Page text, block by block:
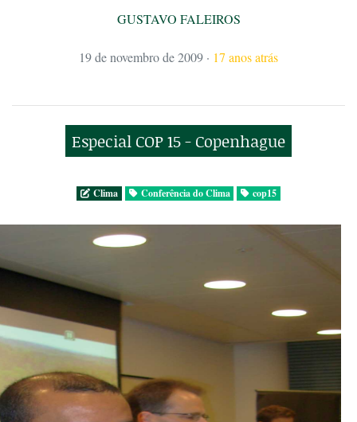
GUSTAVO FALEIROS
19 de novembro de 2009 · 17 anos atrás
Especial COP 15 - Copenhague
Clima Conferência do Clima cop15